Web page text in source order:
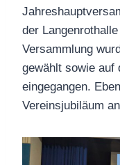
der
Versammlung
gewählt sowie auf
eingegangen.
Vereinsjubiläum